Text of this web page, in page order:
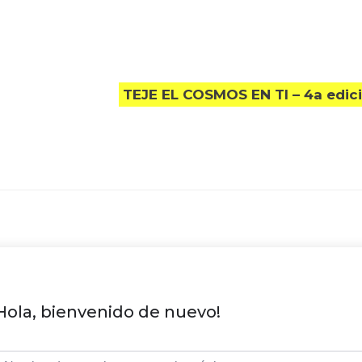
TEJE EL COSMOS EN TI – 4a
bienvenido de nuevo!